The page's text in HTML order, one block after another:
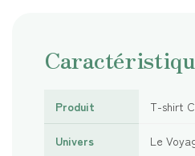
Produit T-shirt
Univers Le